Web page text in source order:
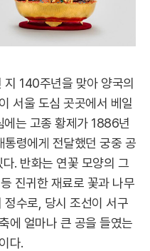
140주년을 맞아 양국의
서울 도심 곳곳에서 베일
에는 고종 황제가 1886년
령에게 전달했던 궁중 공
. 반화는 연꽃 모양의 그
진귀한 재료로 꽃과 나무
수로, 당시 조선이 서구
에 얼마나 큰 공을 들였는
다.